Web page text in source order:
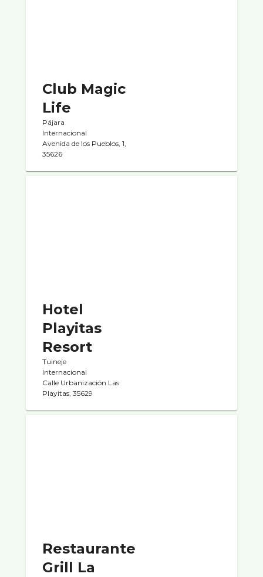
Club Magic
Life
Pájara
Internacional
Avenida de los Pueblos, 1,
35626
Hotel
Playitas
Resort
Tuineje
Internacional
Calle Urbanización Las
Playitas, 35629
Restaurante
Grill La